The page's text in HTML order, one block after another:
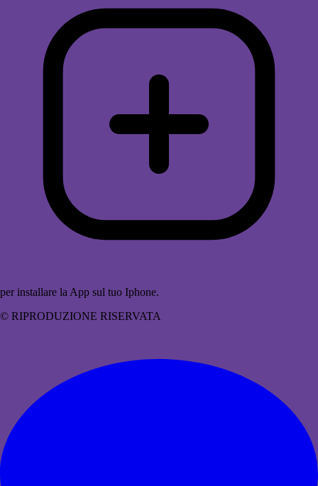
per installare la App sul tuo Iphone.
© RIPRODUZIONE RISERVATA